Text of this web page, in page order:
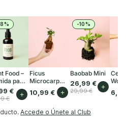
Food –
para
50ml
€
€ +
Ficus
Microcarpa
Mini
10,99 € +
-10%
Baobab Mini
26,99 €
29,99 € +
Accede o Únete al Club